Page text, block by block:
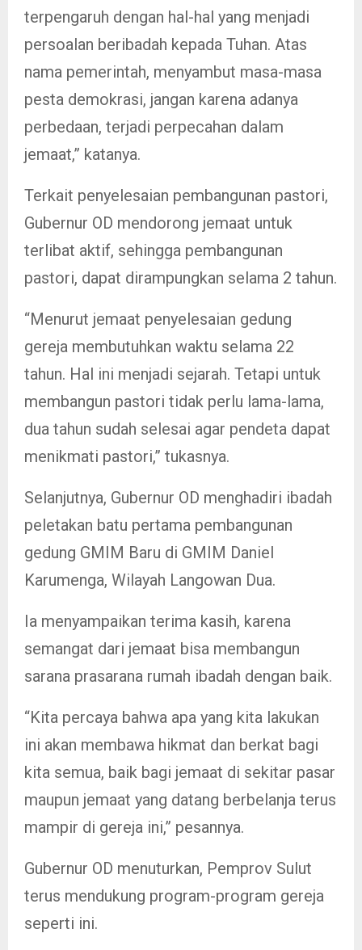
terpengaruh dengan hal-hal yang menjadi
persoalan beribadah kepada Tuhan. Atas
nama pemerintah, menyambut masa-masa
pesta demokrasi, jangan karena adanya
perbedaan, terjadi perpecahan dalam
jemaat,” katanya.
Terkait penyelesaian pembangunan pastori,
Gubernur OD mendorong jemaat untuk
terlibat aktif, sehingga pembangunan
pastori, dapat dirampungkan selama 2 tahun.
“Menurut jemaat penyelesaian gedung
gereja membutuhkan waktu selama 22
tahun. Hal ini menjadi sejarah. Tetapi untuk
membangun pastori tidak perlu lama-lama,
dua tahun sudah selesai agar pendeta dapat
menikmati pastori,” tukasnya.
Selanjutnya, Gubernur OD menghadiri ibadah
peletakan batu pertama pembangunan
gedung GMIM Baru di GMIM Daniel
Karumenga, Wilayah Langowan Dua.
Ia menyampaikan terima kasih, karena
semangat dari jemaat bisa membangun
sarana prasarana rumah ibadah dengan baik.
“Kita percaya bahwa apa yang kita lakukan
ini akan membawa hikmat dan berkat bagi
kita semua, baik bagi jemaat di sekitar pasar
maupun jemaat yang datang berbelanja terus
mampir di gereja ini,” pesannya.
Gubernur OD menuturkan, Pemprov Sulut
terus mendukung program-program gereja
seperti ini.